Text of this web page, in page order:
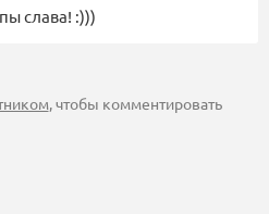
слава! :)))
, чтобы комментировать